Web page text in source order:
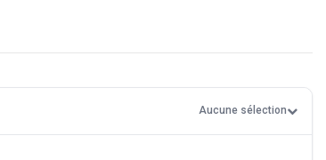
Aucune sélection